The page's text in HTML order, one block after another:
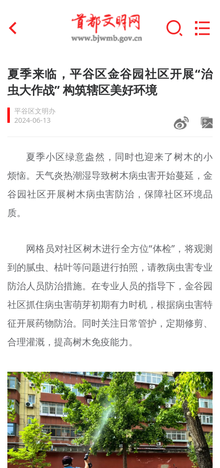
首页
文明创建
文明实践
未成年人思想道德建设
榜样人物
+
身边好人
北京宣传文化引导基金
宣传思想文化人才
专题
资料库
+
夏季来临，平谷区金谷园社区开展“治
虫大作战” 构筑辖区美好环境
平谷区文明办
2024-06-13
夏季小区绿意盎然，同时也迎来了树木的小
烦恼。天气炎热潮湿导致树木病虫害开始蔓延，金
谷园社区开展树木病虫害防治，保障社区环境品
质。
网格员对社区树木进行全方位“体检”，将观测
到的腻虫、枯叶等问题进行拍照，请教病虫害专业
防治人员防治措施。在专业人员的指导下，金谷园
社区抓住病虫害萌芽初期有力时机 ，根据病虫害特
征开展药物防治。同时关注日常管护，定期修剪、
合理灌溉，提高树木免疫能力。